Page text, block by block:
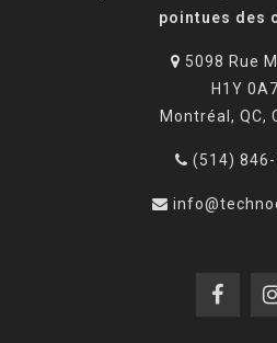
pointues des
5098 Rue
H1Y 0A7
Montréal, QC,
(514)